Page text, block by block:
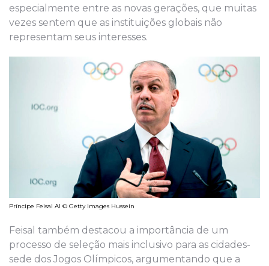
especialmente entre as novas gerações, que muitas
vezes sentem que as instituições globais não
representam seus interesses.
Príncipe Feisal Al © Getty Images Hussein
Feisal também destacou a importância de um
processo de seleção mais inclusivo para as cidades-
sede dos Jogos Olímpicos, argumentando que a